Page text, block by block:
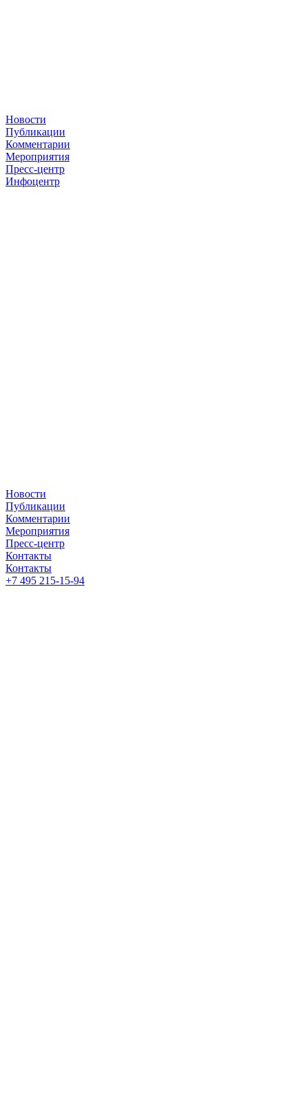
Новости
Публикации
Комментарии
Мероприятия
Пресс-центр
Инфоцентр
Новости
Публикации
Комментарии
Мероприятия
Пресс-центр
Контакты
Контакты
+7 495 215-15-94